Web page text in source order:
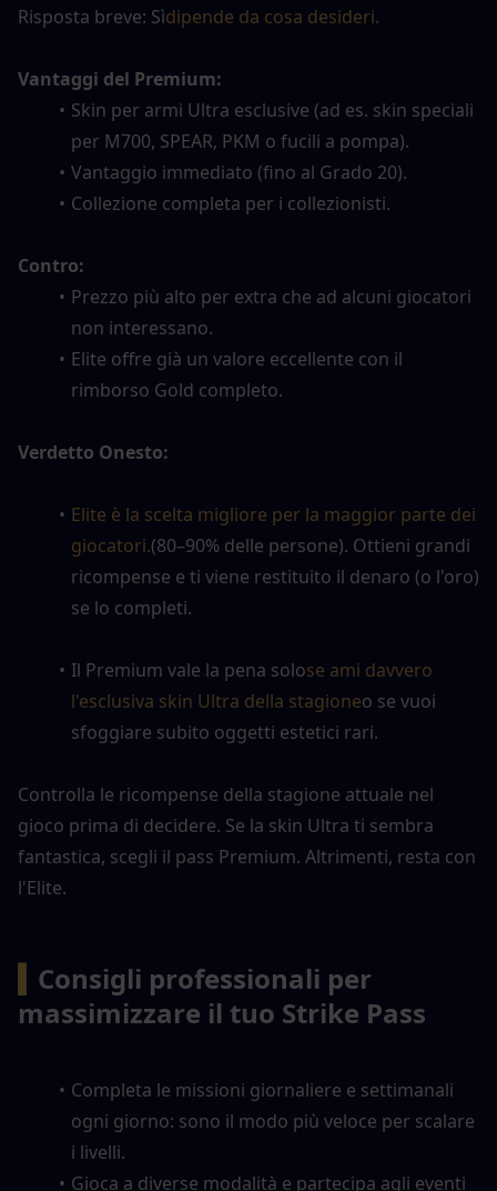
Risposta breve: Sìdipende da cosa desideri.
Vantaggi del Premium:
Skin per armi Ultra esclusive (ad es. skin speciali
per M700, SPEAR, PKM o fucili a pompa).
Vantaggio immediato (fino al Grado 20).
Collezione completa per i collezionisti.
Contro:
Prezzo più alto per extra che ad alcuni giocatori
non interessano.
Elite offre già un valore eccellente con il
rimborso Gold completo.
Verdetto Onesto:
Elite è la scelta migliore per la maggior parte dei
giocatori.(80–90% delle persone). Ottieni grandi
ricompense e ti viene restituito il denaro (o l'oro)
se lo completi.
Il Premium vale la pena solose ami davvero
l'esclusiva skin Ultra della stagioneo se vuoi
sfoggiare subito oggetti estetici rari.
Controlla le ricompense della stagione attuale nel
gioco prima di decidere. Se la skin Ultra ti sembra
fantastica, scegli il pass Premium. Altrimenti, resta con
l'Elite.
Consigli professionali per
massimizzare il tuo Strike Pass
Completa le missioni giornaliere e settimanali
ogni giorno: sono il modo più veloce per scalare
i livelli.
Gioca a diverse modalità e partecipa agli eventi